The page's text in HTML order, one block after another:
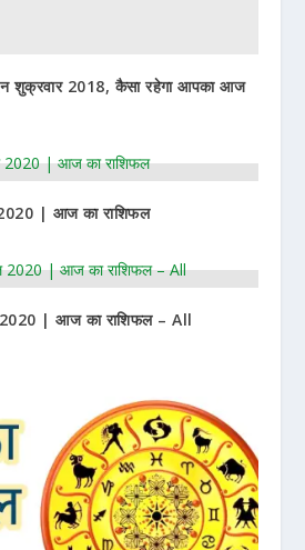
शुक्रवार 2018, कैसा रहेगा आपका आज
2020 | आज का राशिफल
2020 | आज का राशिफल – All